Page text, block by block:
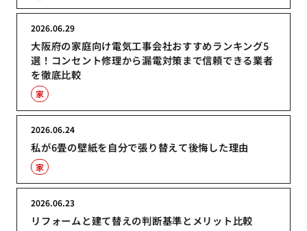
大阪府の家庭向け電気工事会社おすすめランキング5
選！コンセント修理から漏電対策まで信頼できる業者
を徹底比較
2026.06.29
家
私が6畳の壁紙を自分で張り替えて後悔した理由
2026.06.24
家
リフォームと建て替えの判断基準とメリット比較
2026.06.23